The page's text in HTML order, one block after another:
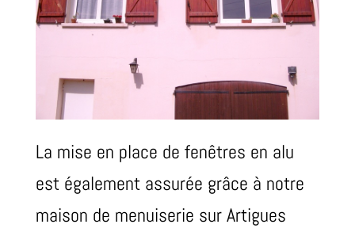
La mise en place de fenêtres en alu
est également assurée grâce à notre
maison de menuiserie sur Artigues